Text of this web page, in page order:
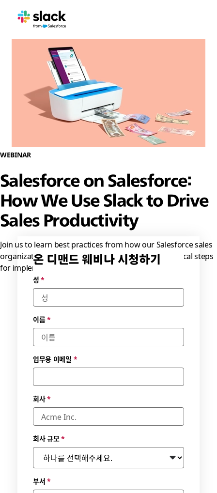
WEBINAR
Salesforce on Salesforce:
How We Use Slack to Drive
Sales Productivity
Join us to learn best practices from how our Salesforce sales
organization uses Slack to accelerate deals, and critical steps
for implementation.
온 디맨드 웨비나 시청하기
가능한
날짜 및
시간대
를 선택
하세요.
*
성 *
이름*
업무용 이메일 *
회사*
회사 규모*
부서 *